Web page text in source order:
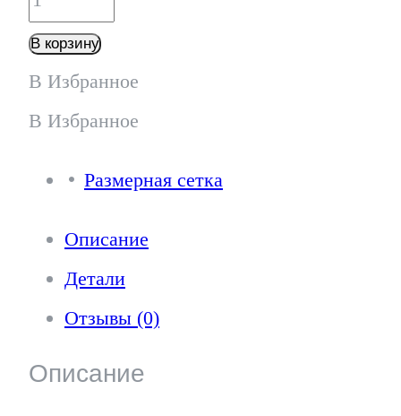
товара
Жакет
-
небесный
В корзину
В Избранное
В Избранное
Размерная сетка
Описание
Детали
Отзывы (0)
Описание